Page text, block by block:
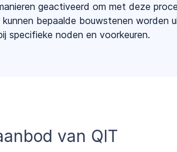
geactiveerd om met deze
bepaalde bouwstenen worden
specifieke noden en voorkeuren.
van QIT